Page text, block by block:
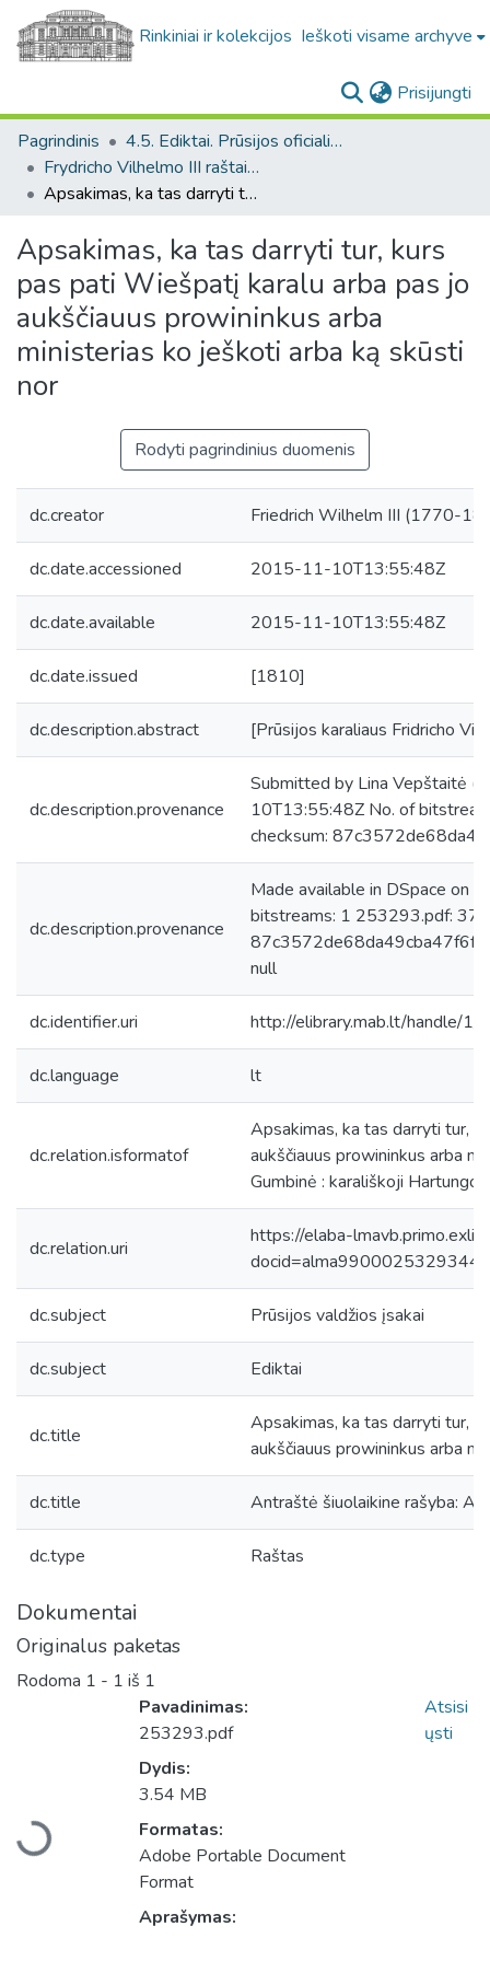
Rinkiniai ir kolekcijos Ieškoti visame archyve
Prisijungti
Pagrindinis
4.5. Ediktai. Prūsijos oficialiųjų raštų rinkinys / Edicts. Collection of Prussian official documents
Frydricho Vilhelmo III raštai (1797-1840 m. valdymo metai) / Papers of Friedrich Wilhelm III (reigned 1797-1840)
Apsakimas, ka tas darryti tur, kurs pas pati Wiešpatį karalu arba pas jo aukščiauus prowininkus arba ministerias ko ješkoti arba ką skūsti nor
Apsakimas, ka tas darryti tur, kurs
pas pati Wiešpatį karalu arba pas jo
aukščiauus prowininkus arba
ministerias ko ješkoti arba ką skūsti
nor
Rodyti pagrindinius duomenis
dc.creator Friedrich Wilhelm III (1770-
dc.date.accessioned 2015-11-10T13:55:48Z
dc.date.available 2015-11-10T13:55:48Z
dc.date.issued [1810]
dc.description.abstract [Prūsijos karaliaus Fridricho
dc.description.provenance
Submitted by Lina Vepštaitė
10T13:55:48Z No. of
checksum:
dc.description.provenance
Made available in DSpace on
bitstreams: 1 253293.pdf:
null
dc.identifier.uri http://elibrary.mab.lt/handle/1/
dc.language lt
dc.relation.isformatof
Apsakimas, ka tas darryti tur,
aukščiauus prowininkus arba
Gumbinė : karališkoji
dc.relation.uri
https://elaba-
dc.subject Prūsijos valdžios įsakai
dc.subject Ediktai
dc.title
Apsakimas, ka tas darryti tur,
aukščiauus prowininkus arba
dc.title Antraštė šiuolaikine rašyba:
dc.type Raštas
Dokumentai
Originalus paketas
Rodoma 1 - 1 iš 1
Įkeliama...
Pavadinimas:
253293.pdf
Dydis:
3.54 MB
Formatas:
Adobe Portable Document
Format
Aprašymas:
Atsisi
ųsti